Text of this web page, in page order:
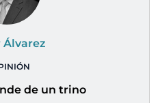
Álvarez
de un trino